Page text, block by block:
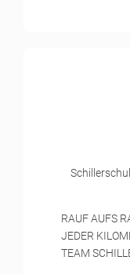
RAUF AUFS
JEDER
TEAM